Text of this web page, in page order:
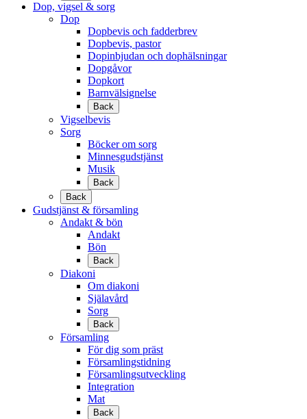
Dop, vigsel & sorg
Dop
Dopbevis och fadderbrev
Dopbevis, pastor
Dopinbjudan och dophälsningar
Dopgåvor
Dopkort
Barnvälsignelse
Back
Vigselbevis
Sorg
Böcker om sorg
Minnesgudstjänst
Musik
Back
Back
Gudstjänst & församling
Andakt & bön
Andakt
Bön
Back
Diakoni
Om diakoni
Själavård
Sorg
Back
Församling
För dig som präst
Församlingstidning
Församlingsutveckling
Integration
Mat
Back